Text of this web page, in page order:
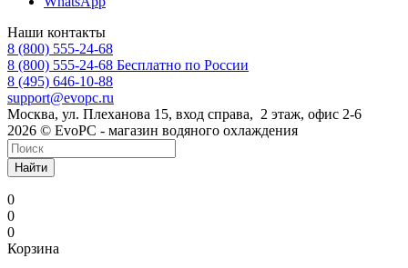
Наши контакты
8 (800) 555-24-68
8 (800) 555-24-68 Бесплатно по России
8 (495) 646-10-88
support@evopc.ru
Москва, ул. Плеханова 15, вход справа, 2 этаж, офис 2-6
2026 © EvoPC - магазин водяного охлаждения
Найти
0
0
0
Корзина